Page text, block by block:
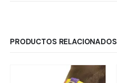
PRODUCTOS RELACIONADOS